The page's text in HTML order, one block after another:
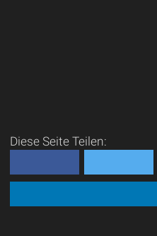
Diese Seite Teilen: